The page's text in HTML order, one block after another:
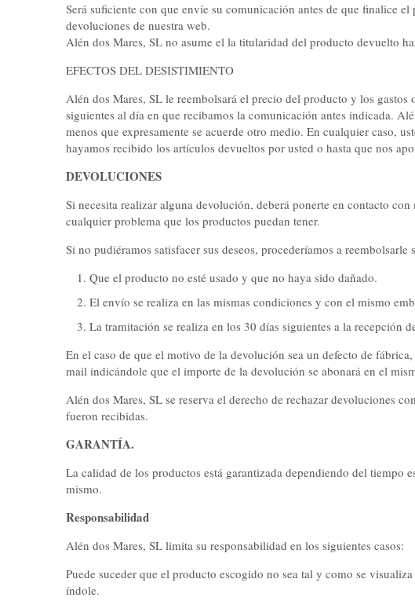
Será suficiente con que envíe su comunicación antes de que finalice
devoluciones de nuestra web.
Alén dos Mares, SL no asume el la titularidad del producto devuelto
EFECTOS DEL DESISTIMIENTO
Alén dos Mares, SL le reembolsará el precio del producto y los
siguientes al día en que recibamos la comunicación antes indicada.
menos que expresamente se acuerde otro medio. En cualquier caso,
hayamos recibido los artículos devueltos por usted o hasta que nos
DEVOLUCIONES
Si necesita realizar alguna devolución, deberá ponerte en contacto
cualquier problema que los productos puedan tener.
Si no pudiéramos satisfacer sus deseos, procederíamos a
Que el producto no esté usado y que no haya sido dañado.
El envío se realiza en las mismas condiciones y con el mismo
La tramitación se realiza en los 30 días siguientes a la recepción
En el caso de que el motivo de la devolución sea un defecto de
mail indicándole que el importe de la devolución se abonará en el
Alén dos Mares, SL se reserva el derecho de rechazar devoluciones
fueron recibidas.
GARANTÍA.
La calidad de los productos está garantizada dependiendo del
mismo.
Responsabilidad
Alén dos Mares, SL limita su responsabilidad en los siguientes casos:
Puede suceder que el producto escogido no sea tal y como se
índole.